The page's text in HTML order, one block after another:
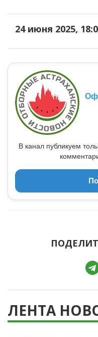
24 июня 2025,
В канал публикуем
ЛЕНТА